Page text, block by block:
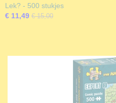
Lek? - 500 stukjes
€ 11,49 € 15,00